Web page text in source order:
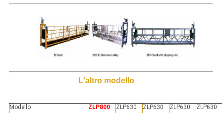
L'altro modello
Modello ZLP800 ZLP630 ZLP630 ZLP630
ZLP630